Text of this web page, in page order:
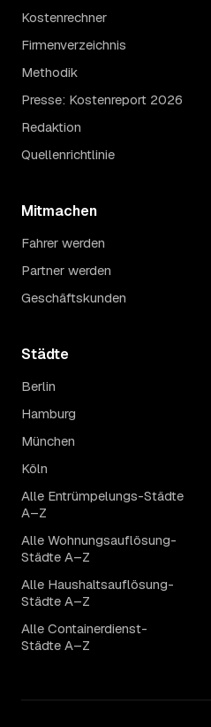
Kostenrechner
Firmenverzeichnis
Methodik
Presse: Kostenreport 2026
Redaktion
Quellenrichtlinie
Mitmachen
Fahrer werden
Partner werden
Geschäftskunden
Städte
Berlin
Hamburg
München
Köln
Alle Entrümpelungs-Städte
A–Z
Alle Wohnungsauflösung-
Städte A–Z
Alle Haushaltsauflösung-
Städte A–Z
Alle Containerdienst-
Städte A–Z